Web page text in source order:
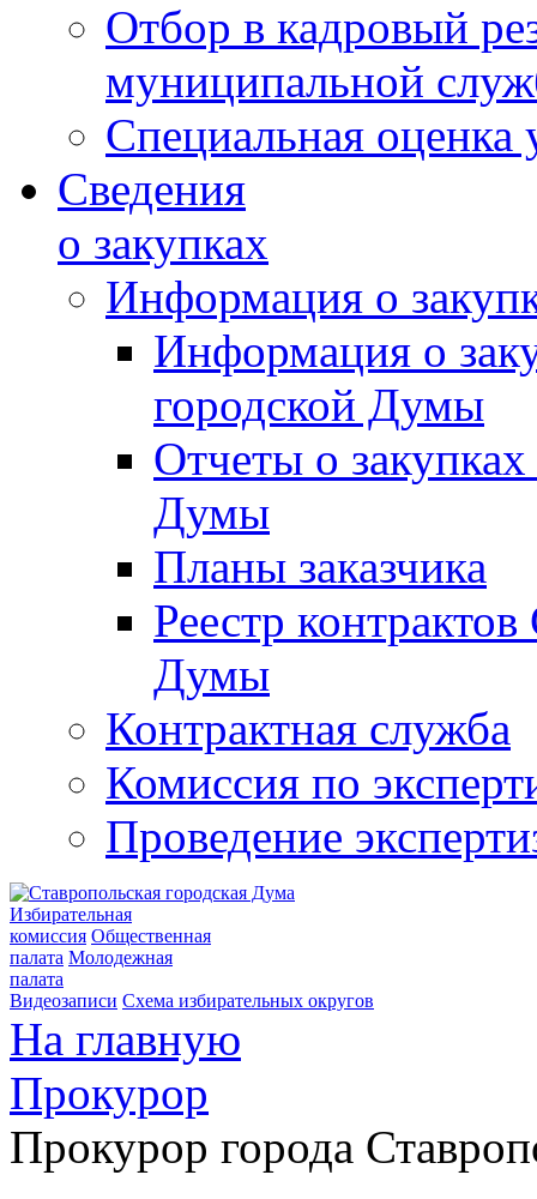
Отбор в кадровый
муниципальной
Специальная оценка
Сведения
о закупках
Информация о
Информация о
городской Думы
Отчеты о
Думы
Планы заказчика
Реестр
Думы
Контрактная служба
Комиссия по
Проведение
Избирательная
комиссия Общественная
палата Молодежная
палата
Видеозаписи Схема избирательных округов
На главную
Прокурор
Прокурор города